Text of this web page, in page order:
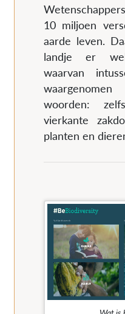
10 miljoen
aarde leven.
landje er
waarvan
woorden:
vierkante
planten en